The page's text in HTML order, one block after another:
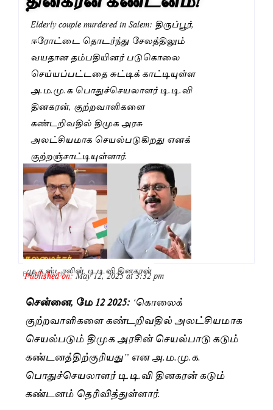
Elderly couple murdered in Salem: திருப்பூர்,
ஈரோட்டை தொடர்ந்து சேலத்திலும்
வயதான தம்பதியினர் படுகொலை
செய்யப்பட்டதை சுட்டிக் காட்டியுள்ள
அ.ம.மு.க பொதுச்செயலாளர் டி.டி.வி
தினகரன், குற்றவாளிகளை
கண்டறிவதில் திமுக அரசு
அலட்சியமாக செயல்படுகிறது எனக்
குற்றஞ்சாட்டியுள்ளார்.
மு.க ஸ்டாலின், டி.டி.வி தினகரன்
BySaranya JK
Published on:May 12, 2025 at 3:32 pm
சென்னை, மே 12 2025: ‘கொலைக்
குற்றவாளிகளை கண்டறிவதில் அலட்சியமாக
செயல்படும் திமுக அரசின் செயல்பாடு கடும்
கண்டனத்திற்குரியது” என அ.ம.மு.க.
பொதுச்செயலாளர் டி.டி.வி தினகரன் கடும்
கண்டனம் தெரிவித்துள்ளார்.